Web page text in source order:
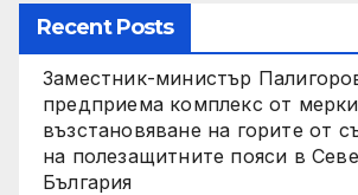
Recent Posts
Заместник-министър
предприема комплекс от
възстановяване на горите от
на полезащитните пояси в
България